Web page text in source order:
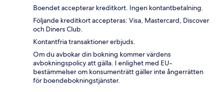
Boendet accepterar kreditkort. Ingen kontantbetalning.
Följande kreditkort accepteras: Visa, Mastercard, Discover
och Diners Club.
Kontantfria transaktioner erbjuds.
Om du avbokar din bokning kommer värdens
avbokningspolicy att gälla. I enlighet med EU-
bestämmelser om konsumenträtt gäller inte ångerrätten
för boendebokningstjänster.